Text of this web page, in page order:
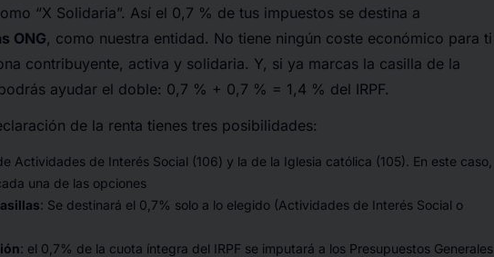
“X Solidaria”. Así el 0,7 % de tus impuestos se destina a
ONG, como nuestra entidad. No tiene ningún coste económico para ti
contribuyente, activa y solidaria. Y, si ya marcas la casilla de la
ayudar el doble: 0,7 % + 0,7 % = 1,4 % del IRPF.
de la renta tienes tres posibilidades:
Actividades de Interés Social (106) y la de la Iglesia católica (105). En este caso,
una de las opciones
: Se destinará el 0,7% solo a lo elegido (Actividades de Interés Social o
: el 0,7% de la cuota íntegra del IRPF se imputará a los Presupuestos Generales